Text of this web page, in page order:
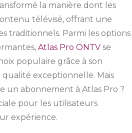
la manière dont les
télévisé, offrant une
traditionnels. Parmi les options
Atlas Pro ONTV se
populaire grâce à son
exceptionnelle. Mais
un abonnement à Atlas Pro ?
pour les utilisateurs
expérience.